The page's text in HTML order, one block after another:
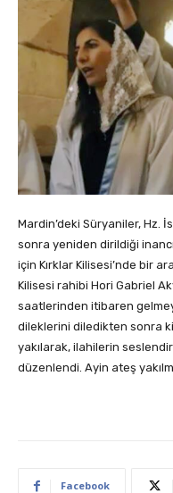
Mardin’deki Süryaniler, Hz.
sonra yeniden dirildiği
için Kırklar Kilisesi’nde bir
Kilisesi rahibi Hori Gabriel
saatlerinden itibaren
dileklerini diledikten sonra
yakılarak, ilahilerin
düzenlendi. Ayin ateş
Facebook